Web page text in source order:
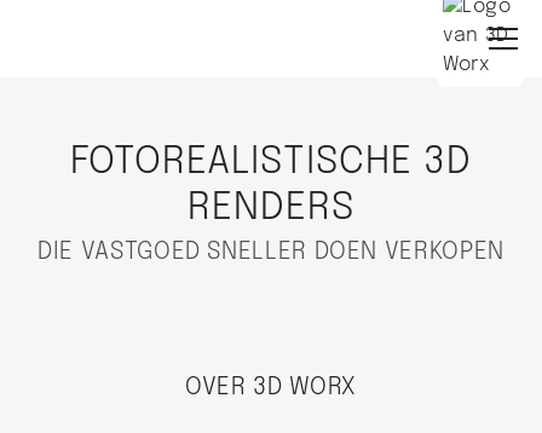
FOTOREALISTISCHE 3D
RENDERS
DIE VASTGOED SNELLER DOEN VERKOPEN
OVER 3D WORX